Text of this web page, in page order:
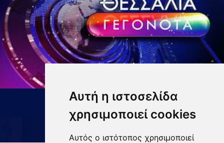
Αυτή η ιστοσελίδα
χρησιμοποιεί cookies
Αυτός ο ιστότοπος χρησιμοποιεί
ΔΕΛΤΙΟ ΕΙΔΗΣΕΩΝ 9 8 26